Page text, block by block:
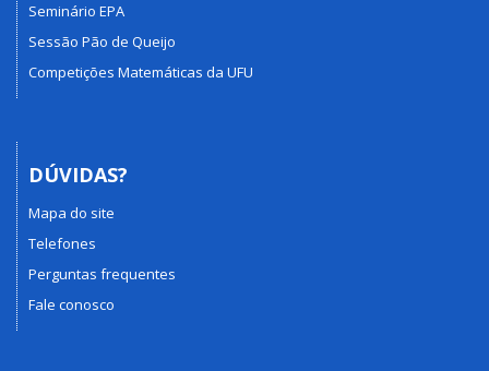
Seminário EPA
Sessão Pão de Queijo
Competições Matemáticas da UFU
DÚVIDAS?
Mapa do site
Telefones
Perguntas frequentes
Fale conosco